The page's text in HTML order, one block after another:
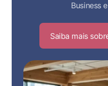
Business
Saiba mais